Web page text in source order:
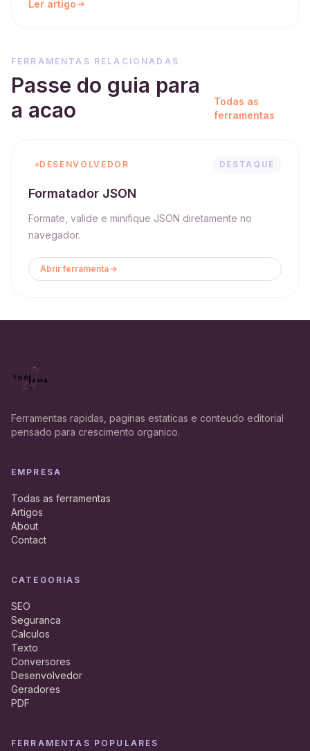
Ler artigo
FERRAMENTAS RELACIONADAS
Passe do guia para
a acao
Todas as
ferramentas
DESENVOLVEDOR DESTAQUE
Formatador JSON
Formate, valide e minifique JSON diretamente no
navegador.
Abrir ferramenta
Ferramentas rapidas, paginas estaticas e conteudo editorial
pensado para crescimento organico.
EMPRESA
Todas as ferramentas
Artigos
About
Contact
CATEGORIAS
SEO
Seguranca
Calculos
Texto
Conversores
Desenvolvedor
Geradores
PDF
FERRAMENTAS POPULARES